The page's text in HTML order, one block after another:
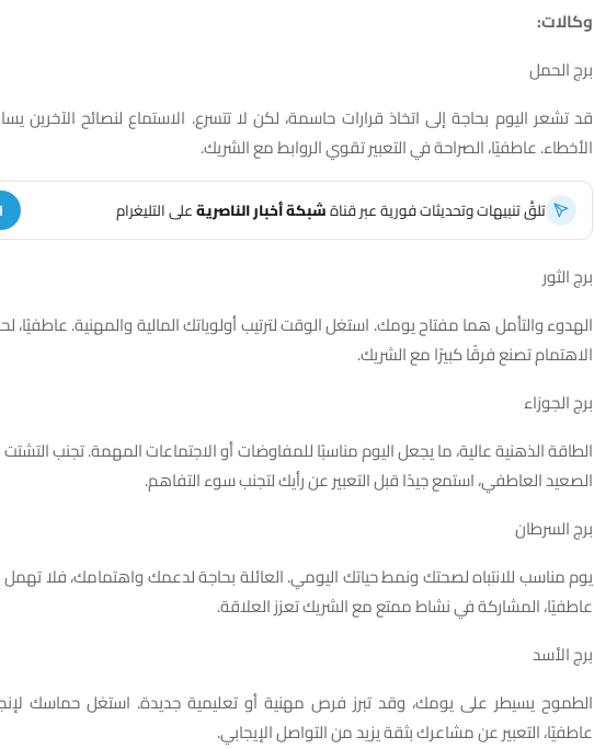
وكالات:
برج الحمل
قد تشعر اليوم بحاجة إلى اتخاذ قرارات حاسمة، لكن لا تتسرع. الاستماع لنصائح الآخرين
الأخطاء. عاطفيًا، الصراحة في التعبير تقوي الروابط مع الشريك.
تلقَّ تنبيهات وتحديثات فورية عبر قناةشبكة أخبار الناصريةعلى التليغرام
برج الثور
الهدوء والتأمل هما مفتاح يومك. استغل الوقت لترتيب أولوياتك المالية والمهنية.
الاهتمام تصنع فرقًا كبيرًا مع الشريك.
برج الجوزاء
الطاقة الذهنية عالية، ما يجعل اليوم مناسبًا للمفاوضات أو الاجتماعات المهمة. تجنب
الصعيد العاطفي، استمع جيدًا قبل التعبير عن رأيك لتجنب سوء التفاهم.
برج السرطان
يوم مناسب للانتباه لصحتك ونمط حياتك اليومي. العائلة بحاجة لدعمك واهتمامك، فلا
عاطفيًا، المشاركة في نشاط ممتع مع الشريك تعزز العلاقة.
برج الأسد
الطموح يسيطر على يومك، وقد تبرز فرص مهنية أو تعليمية جديدة. استغل حماسك
عاطفيًا، التعبير عن مشاعرك بثقة يزيد من التواصل الإيجابي.